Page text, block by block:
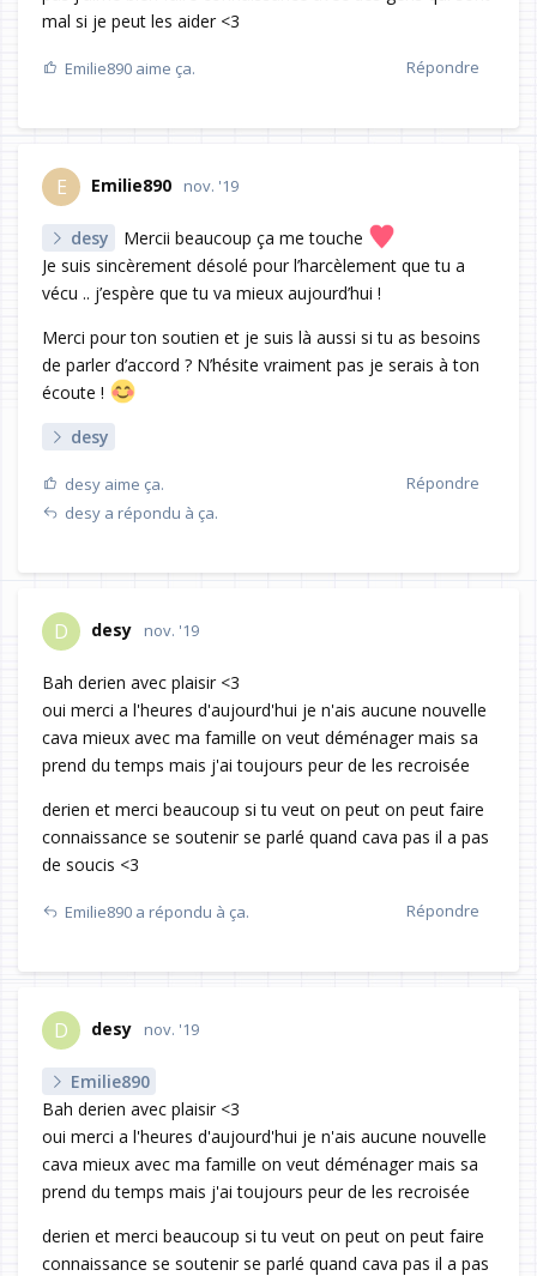
mal si je peut les aider <3
Répondre
Emilie890 aime ça.
E Emilie890 nov. '19
desy
Mercii beaucoup ça me touche
Je suis sincèrement désolé pour l’harcèlement que tu a
vécu .. j’espère que tu va mieux aujourd’hui !
Merci pour ton soutien et je suis là aussi si tu as besoins
de parler d’accord ? N’hésite vraiment pas je serais à ton
écoute !
desy
Répondre
desy aime ça.
desy a répondu à ça.
D desy nov. '19
Bah derien avec plaisir <3
oui merci a l'heures d'aujourd'hui je n'ais aucune nouvelle
cava mieux avec ma famille on veut déménager mais sa
prend du temps mais j'ai toujours peur de les recroisée
derien et merci beaucoup si tu veut on peut on peut faire
connaissance se soutenir se parlé quand cava pas il a pas
de soucis <3
Répondre
Emilie890 a répondu à ça.
D desy nov. '19
Emilie890
Bah derien avec plaisir <3
oui merci a l'heures d'aujourd'hui je n'ais aucune nouvelle
cava mieux avec ma famille on veut déménager mais sa
prend du temps mais j'ai toujours peur de les recroisée
derien et merci beaucoup si tu veut on peut on peut faire
connaissance se soutenir se parlé quand cava pas il a pas